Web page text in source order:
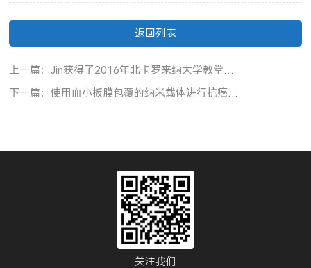
返回列表
上一篇：Jin获得了2016年北卡罗来纳大学教堂山分校杰出论文奖！
下一篇：使用血小板膜包覆的纳米载体进行抗癌药物递送的工作已被 《先进材料》 接受并被选为VIP论文。
关注我们